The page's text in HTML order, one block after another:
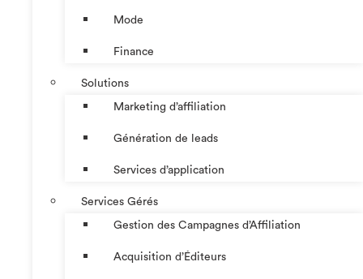
Mode
Finance
Solutions
Marketing d’affiliation
Génération de leads
Services d’application
Services Gérés
Gestion des Campagnes d’Affiliation​
Acquisition d’Éditeurs